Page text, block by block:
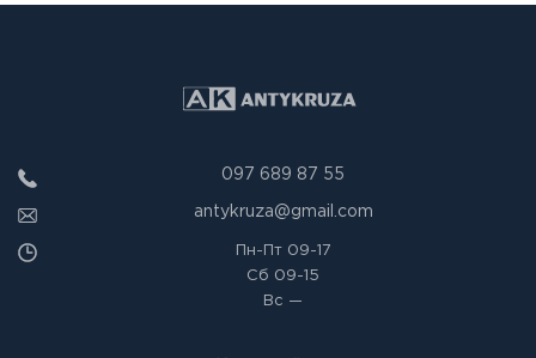
097 689 87 55
antykruza@gmail.com
Пн-Пт09-17
Сб 09-15
Вс —